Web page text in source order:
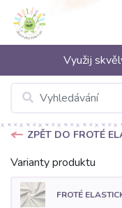
Využij
ZPĚT DO FROTÉ
Varianty produktu
FROTÉ